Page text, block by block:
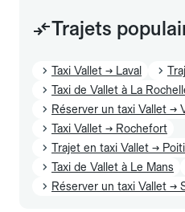
Trajets
Taxi Vallet → Laval
Taxi de Vallet à La
Réserver un taxi Vallet →
Taxi Vallet → Rochefort
Trajet en taxi Vallet →
Taxi de Vallet à Le Mans
Réserver un taxi Vallet →